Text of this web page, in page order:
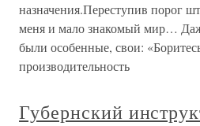
назначения.Переступив порог
меня и мало знакомый мир…
были особенные, свои:
производительность
Губернский